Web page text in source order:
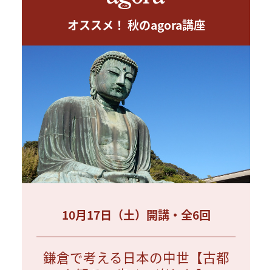
オススメ！ 秋のagora講座
10月17日（土）開講・全6回
鎌倉で考える日本の中世【古都